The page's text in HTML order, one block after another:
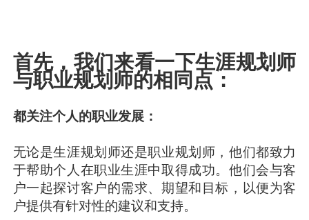
首先，我们来看一下生涯规划师
与职业规划师的相同点：
都关注个人的职业发展：
无论是生涯规划师还是职业规划师，他们都致力
于帮助个人在职业生涯中取得成功。他们会与客
户一起探讨客户的需求、期望和目标，以便为客
户提供有针对性的建议和支持。